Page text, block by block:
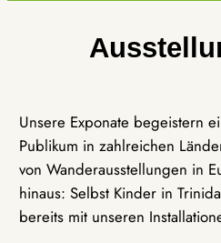
Unsere Exponate begeistern
Publikum in zahlreichen
von Wanderausstellungen in
hinaus: Selbst Kinder in
bereits mit unseren